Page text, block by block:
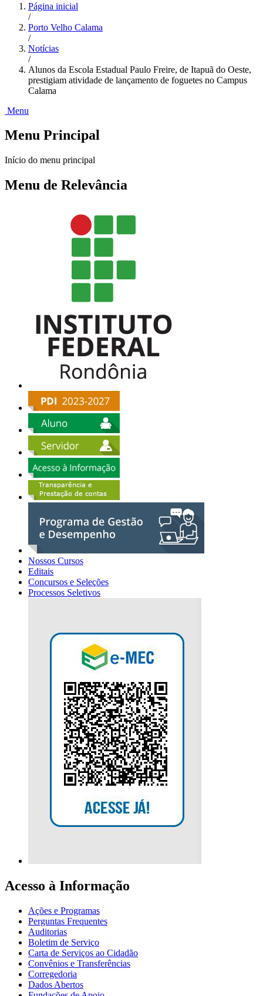
Página inicial
/
Porto Velho Calama
/
Notícias
/
Alunos da Escola Estadual Paulo Freire, de Itapuã do Oeste,
prestigiam atividade de lançamento de foguetes no Campus
Calama
Menu
Menu Principal
Início do menu principal
Menu de Relevância
Nossos Cursos
Editais
Concursos e Seleções
Processos Seletivos
Acesso à Informação
Ações e Programas
Perguntas Frequentes
Auditorias
Boletim de Serviço
Carta de Serviços ao Cidadão
Convênios e Transferências
Corregedoria
Dados Abertos